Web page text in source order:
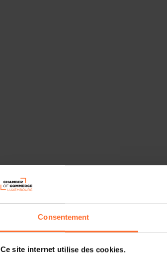
Consentement
Ce site internet utilise des cookies.